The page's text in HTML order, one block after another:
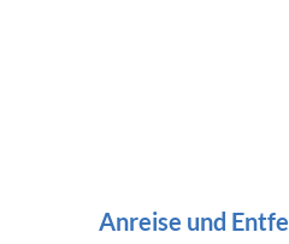
Anreise und